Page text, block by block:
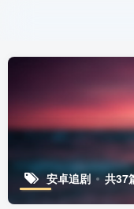
安卓追剧 共37